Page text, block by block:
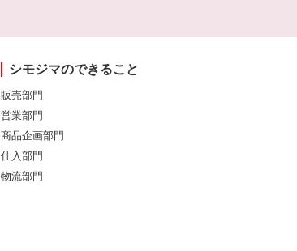
シモジマのできること
販売部門
営業部門
商品企画部門
仕入部門
物流部門